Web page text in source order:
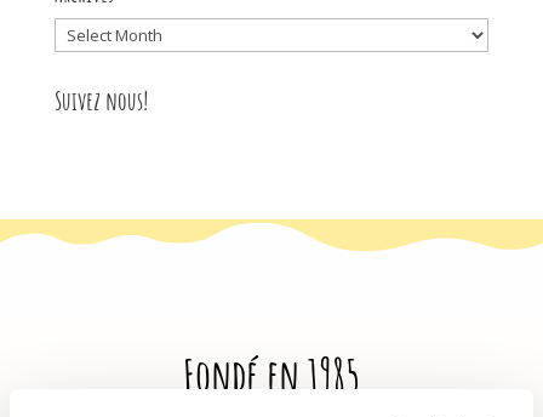
Archives
Suivez nous!
Fondé en 1985